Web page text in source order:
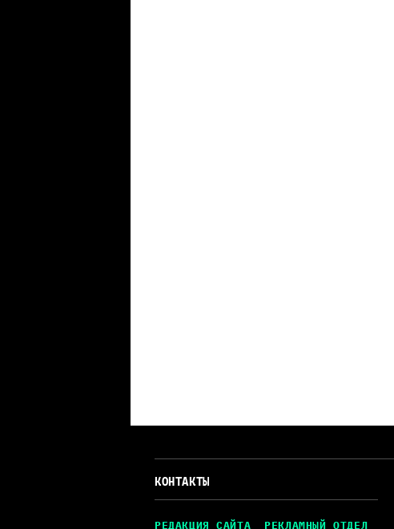
КОНТАКТЫ
РЕДАКЦИЯ САЙТА РЕКЛАМНЫЙ ОТДЕЛ